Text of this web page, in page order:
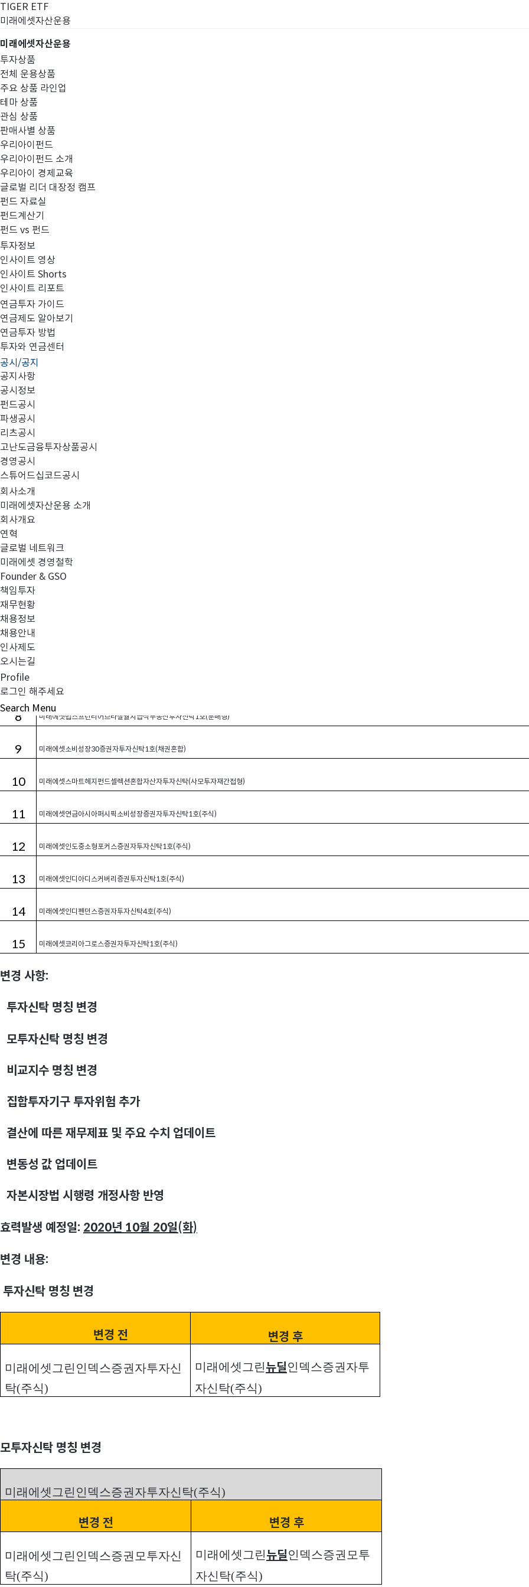
TIGER ETF
미래에셋자산운용
미래에셋자산운용
투자상품
전체 운용상품
주요 상품 라인업
테마 상품
관심 상품
판매사별 상품
우리아이펀드
우리아이펀드 소개
우리아이 경제교육
글로벌 리더 대장정 캠프
펀드 자료실
펀드계산기
펀드 vs 펀드
투자정보
인사이트 영상
인사이트 Shorts
인사이트 리포트
연금투자 가이드
연금제도 알아보기
연금투자 방법
투자와 연금센터
공시/공지
공지사항
공시정보
펀드공시
파생공시
리츠공시
고난도금융투자상품공시
경영공시
스튜어드십코드공시
회사소개
미래에셋자산운용 소개
회사개요
연혁
글로벌 네트워크
미래에셋 경영철학
Founder & GSO
책임투자
재무현황
채용정보
채용안내
인사제도
오시는길
Profile
로그인 해주세요
Search Menu
펀드공시
집합투자규약 및 투자설명서 변경의 건
대상 펀드:
no.
1
2
3 미래에셋개인연금글로벌다이나믹증권전환형자투자신탁1호(채권)
4
5
6
7
8 미래에셋맵스프런티어브라질월지급식부동산투자신탁1호(분배형)
9 미래에셋소비성장30증권자투자신탁1호(채권혼합)
10 미래에셋스마트헤지펀드셀렉션혼합자산자투자신탁(사모투자재간접형)
11 미래에셋연금아시아퍼시픽소비성장증권자투자신탁1호(주식)
12 미래에셋인도중소형포커스증권자투자신탁1호(주식)
13 미래에셋인디아디스커버리증권투자신탁1호(주식)
14 미래에셋인디펜던스증권자투자신탁4호(주식)
15 미래에셋코리아그로스증권자투자신탁1호(주식)
변경 사항:
투자신탁 명칭 변경
모투자신탁 명칭 변경
비교지수 명칭 변경
집합투자기구 투자위험 추가
결산에 따른 재무제표 및 주요 수치 업데이트
변동성 값 업데이트
자본시장법 시행령 개정사항 반영
효력발생 예정일: 2020년 10월 20일(화)
변경 내용:
투자신탁 명칭 변경
변경 전 변경 후
미래에셋그린인덱스증권자투자신
탁(주식)
미래에셋그린뉴딜인덱스증권자투
자신탁(주식)
모투자신탁 명칭 변경
미래에셋그린인덱스증권자투자신탁(주식)
변경 전 변경 후
미래에셋그린인덱스증권모투자신
탁(주식)
미래에셋그린뉴딜인덱스증권모투
자신탁(주식)